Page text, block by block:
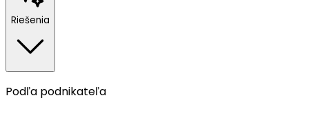
Riešenia
Podľa podnikateľa